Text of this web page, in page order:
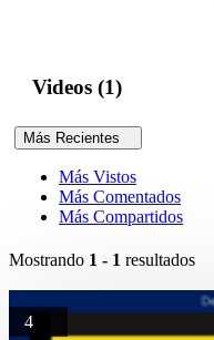
Videos (1)
Más Recientes
Más Vistos
Más Comentados
Más Compartidos
Mostrando 1 - 1 resultados
4